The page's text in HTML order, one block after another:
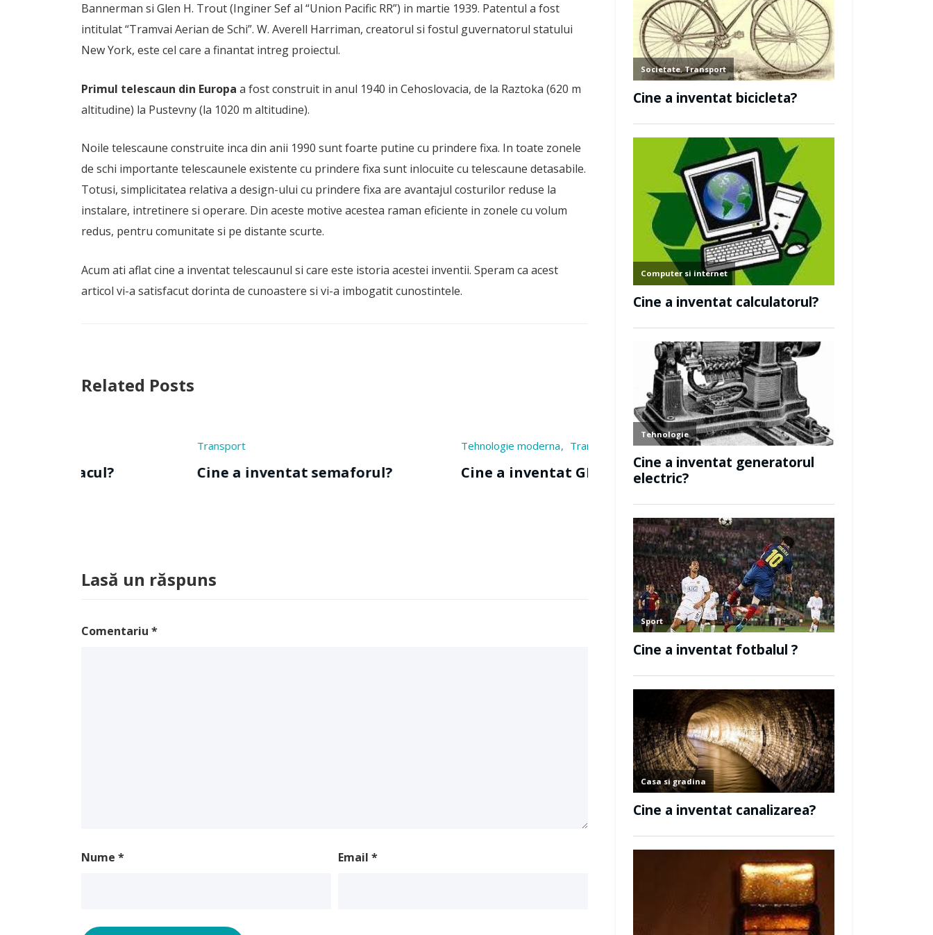
Bannerman si Glen H. Trout (Inginer Sef al “Union Pacific RR”) in martie 1939. Patentul a fost
intitulat “Tramvai Aerian de Schi”. W. Averell Harriman, creatorul si fostul guvernatorul statului
New York, este cel care a finantat intreg proiectul.
Primul telescaun din Europa a fost construit in anul 1940 in Cehoslovacia, de la Raztoka (620 m
altitudine) la Pustevny (la 1020 m altitudine).
Noile telescaune construite inca din anii 1990 sunt foarte putine cu prindere fixa. In toate zonele
de schi importante telescaunele existente cu prindere fixa sunt inlocuite cu telescaune detasabile.
Totusi, simplicitatea relativa a design-ului cu prindere fixa are avantajul costurilor reduse la
instalare, intretinere si operare. Din aceste motive acestea raman eficiente in zonele cu volum
redus, pentru comunitate si pe distante scurte.
Acum ati aflat cine a inventat telescaunul si care este istoria acestei inventii. Speram ca acest
articol vi-a satisfacut dorinta de cunoastere si vi-a imbogatit cunostintele.
Related Posts
Cine a inventat semaforul?
Transport
Cine a inventat GPS-ul?
Tehnologie Transport
Cine a inventat jetpack-ul?
Lasă un răspuns
Comentariu *
Nume * Email *